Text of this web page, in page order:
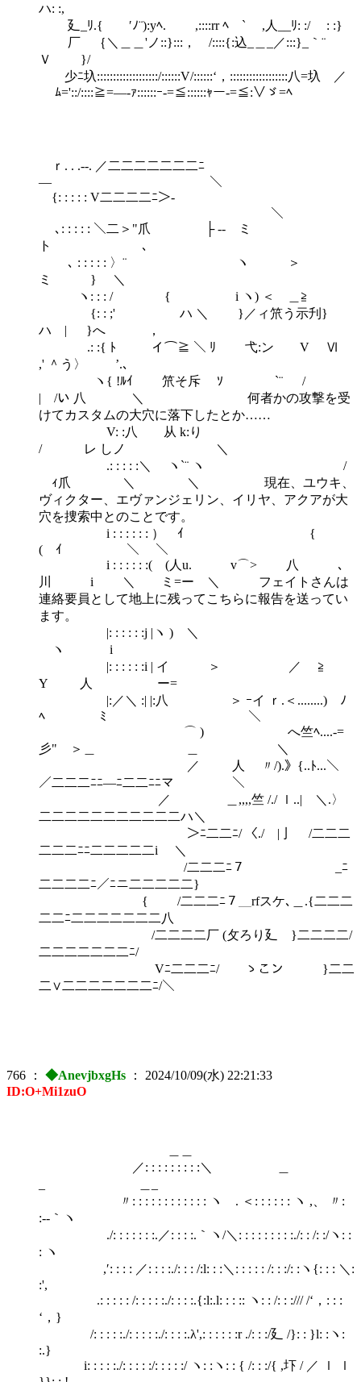
ハ: :,
廴_ﾘ.{ ′ﾉ¨):yﾍ. ,::::rr ﾍ ` ,人__ﾘ: :/ : :}
厂 ｛＼＿＿'ノ::}:::， /::::{:込_＿_／:::}_｀¨
Ｖ }/
少ﾆ圦:::::::::::::::::::/::::::V/::::::‘，::::::::::::::::::八=圦 ／
ﾑ='::/::::≧=―‐ｧ::::::ｰ-=≦::::::ｬー‐=≦:∨ゞ=ﾍ
ｒ. . .‐-. ／二二二二二二二ﾆ
― ＼
{: : : : : V二二二二ﾆ＞‐
￣ ＼
､: : : : : ＼二＞"爪 ├ ‐- ミ
ト ､
､ : : : : : 〉¨ ヽ ＞
ミ } ＼
ヽ: : : / { i ヽ) ＜ ＿≧
{: : ;' ハ ＼ }／ィ笊う示刋}
ハ | }へ ，
.: :{ ﾄ イ⌒≧ ＼ ﾘ 弋:ン V Ⅵ
,' ＾う〉 ’.､
ヽ{ !ﾙｲ 笊そ斥 ｿ `¨ /
| /い 八 ＼ 何者かの攻撃を受
けてカスタムの大穴に落下したとか……
V: :八 从 k:り
/ レ しノ ＼
.: : : : :＼ ヽ`¨ ヽ /
ｨ爪 ＼ ＼ 現在、ユウキ、
ヴィクター、エヴァンジェリン、イリヤ、アクアが大
穴を捜索中とのことです。
i : : : : : : ） ｲ {
( ｲ ＼ ＼
i : : : : : :( (人u. v⌒> 八 ､
川 i ＼ ミ=ー ＼ フェイトさんは
連絡要員として地上に残ってこちらに報告を送ってい
ます。
|: : : : : :j |ヽ ) ＼ ゝ
ヽ i
|: : : : : :i | イ ＞ ／ ≧
Y 人 ー=
|:／＼ :| |:八 ＞ ｰイ ｒ.＜........) ﾉ
ﾍ ﾐ ＼
⌒ ) へ竺ﾍ....‐=
彡" ＞＿ ＿ ＼
／ 人 〃/).》{..ﾄ...＼
／二二二ﾆﾆ―ﾆ二二ﾆﾆマ ＼
／ ＿,,,,竺 /./ ｌ..| ＼.〉
二二二二二二二二二二二ハ＼
＞ﾆ二二ﾆ/ 〈./ |亅 /二二二
二二二ﾆﾆ二二二二二i ＼
/二二二ﾆ７ _ﾆ
二二二二ﾆ／ﾆニ二二二二二}
{ /二二二ﾆ７＿rfスケ､＿.{二二二
二二ﾆ二二二二二二二八
/二二二二厂 (攵ろり廴 }二二二二/
二二二二二二二ﾆ/
Vﾆ二二二ﾆ/ ゝこン }二二
二∨二二二二二二二ﾆ/＼
766 ： ◆AnevjbxgHs ： 2024/10/09(水) 22:21:33
ID:O+Mi1zuO
／: : : : : : : : :＼ ＿
〃: : : : : : : : : : : : ヽ . ＜: : : : : : ヽ ,、 〃:
:--｀ヽ
./: : : : : : :.／: : : :.｀ヽ/＼: : : : : : : : :./: : /: :/ヽ: :
: ヽ
,′: : : : ／: : : :./: : : /:l: : :＼: : : : : /: : :/: :ヽ{: : : ＼:
:',
.: : : : : /: : : : :./: : : :.{:l:.l: : : :: ヽ: : /: : :/// /‘，: : :
‘，}
/: : : : :./: : : : :./: : : :.λ',: : : : : :r ./: : :/廴 /}: : }l: :ヽ:
:.}
i: : : : :./: : : : :/: : : : :/ ヽ: :ヽ: : { /: : :/{ ,圷 / ／ ｌ ｌ